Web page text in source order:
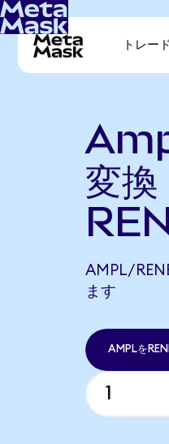
トレード
変
AMPL/
ます
AMPLを